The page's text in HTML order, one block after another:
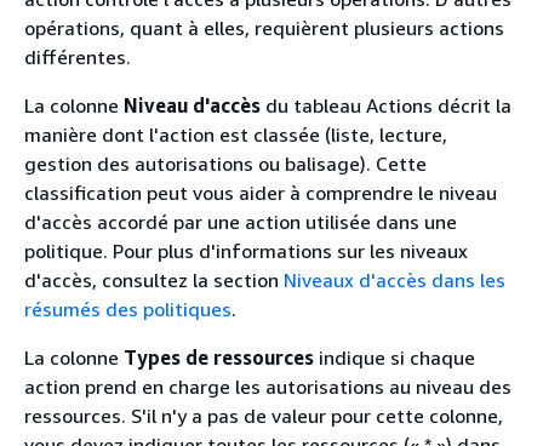
opérations, quant à elles, requièrent plusieurs actions
différentes.
La colonne Niveau d'accès du tableau Actions décrit la
manière dont l'action est classée (liste, lecture,
gestion des autorisations ou balisage). Cette
classification peut vous aider à comprendre le niveau
d'accès accordé par une action utilisée dans une
politique. Pour plus d'informations sur les niveaux
d'accès, consultez la section Niveaux d'accès dans les
résumés des politiques.
La colonne Types de ressources indique si chaque
action prend en charge les autorisations au niveau des
ressources. S'il n'y a pas de valeur pour cette colonne,